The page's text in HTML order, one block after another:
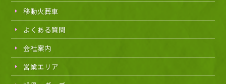
移動火葬車
よくある質問
会社案内
営業エリア